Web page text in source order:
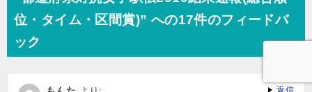
ビ
ー
位・タイム・区間賞)” への17件のフィードバ
ック
返信